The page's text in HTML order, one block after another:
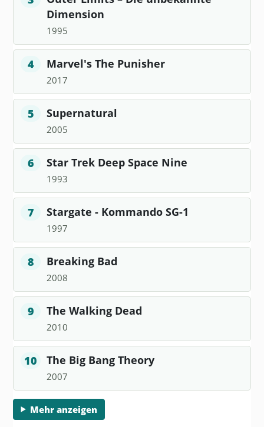
Dimension
1995
4 Marvel's The Punisher
2017
5 Supernatural
2005
6 Star Trek Deep Space Nine
1993
7 Stargate - Kommando SG-1
1997
8 Breaking Bad
2008
9 The Walking Dead
2010
10 The Big Bang Theory
2007
Mehr anzeigen